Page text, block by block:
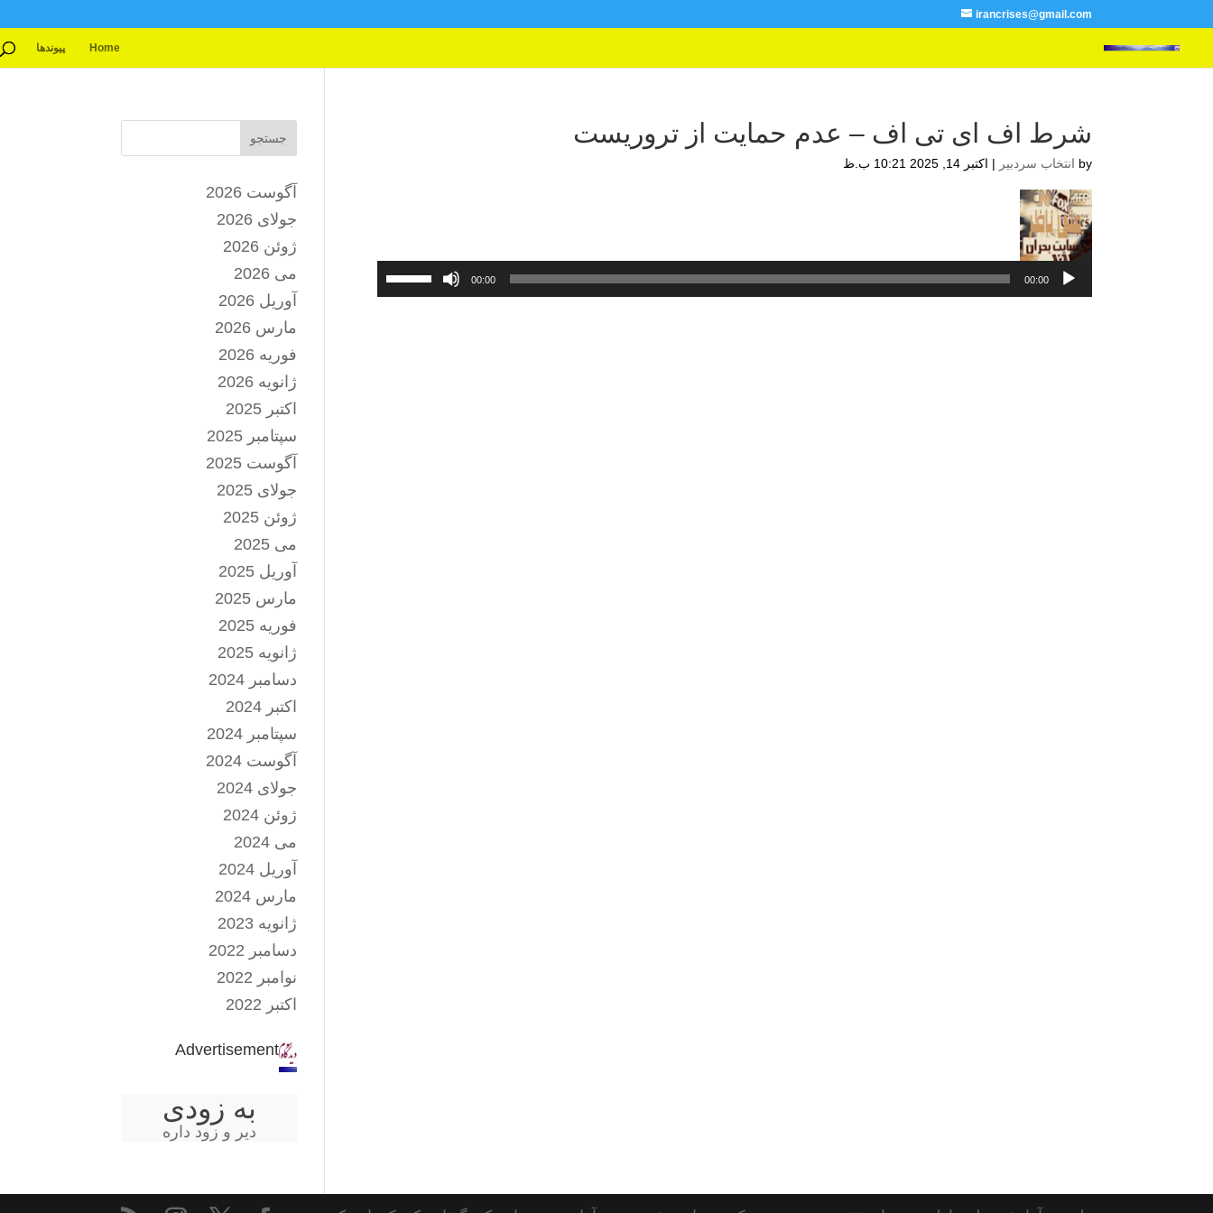
irancrises@gmail.com
Home پیوندها
شرط اف ای تی اف – عدم حمایت از تروریست
by انتخاب سردبیر | اکتبر 14, 2025 10:21 ب.ظ
پخش‌کننده
صوت
00:00
00:00
افزایش
جستجو
آگوست 2026
جولای 2026
ژوئن 2026
می 2026
آوریل 2026
مارس 2026
فوریه 2026
ژانویه 2026
اکتبر 2025
سپتامبر 2025
آگوست 2025
جولای 2025
ژوئن 2025
می 2025
آوریل 2025
مارس 2025
فوریه 2025
ژانویه 2025
دسامبر 2024
اکتبر 2024
سپتامبر 2024
آگوست 2024
جولای 2024
ژوئن 2024
می 2024
آوریل 2024
مارس 2024
ژانویه 2023
دسامبر 2022
نوامبر 2022
اکتبر 2022
Advertisement
به زودی
دیر و زود داره